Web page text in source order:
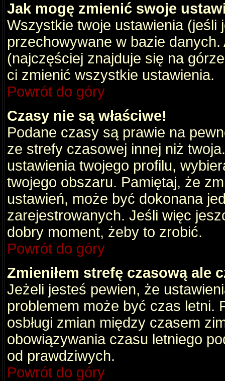
Jak mogę zmienić swoje
Wszystkie twoje ustawienia (jeśli
przechowywane w bazie
(najczęściej znajduje się na
ci zmienić wszystkie ustawienia.
Powrót do góry
Czasy nie są właściwe!
Podane czasy są prawie na
ze strefy czasowej innej niż
ustawienia twojego profilu,
twojego obszaru. Pamiętaj, że
ustawień, może być dokonana
zarejestrowanych. Jeśli więc
dobry moment, żeby to zrobić.
Powrót do góry
Zmieniłem strefę czasową ale
Jeżeli jesteś pewien, że
problemem może być czas letni.
osbługi zmian między czasem
obowiązywania czasu letniego
od prawdziwych.
Powrót do góry